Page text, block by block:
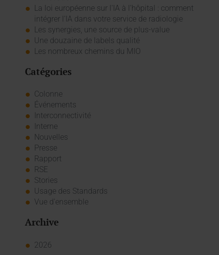
La loi européenne sur l'IA à l'hôpital : comment
intégrer l'IA dans votre service de radiologie
Les synergies, une source de plus-value
Une douzaine de labels qualité
Les nombreux chemins du MIO
Catégories
Colonne
Événements
Interconnectivité
Interne
Nouvelles
Presse
Rapport
RSE
Stories
Usage des Standards
Vue d'ensemble
Archive
2026